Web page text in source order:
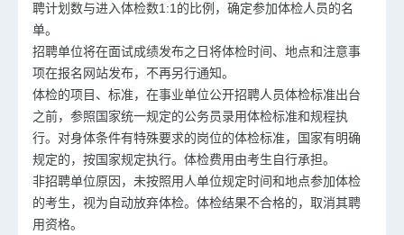
聘计划数与进入体检数1:1的比例，确定参加体检人员的名
单。
招聘单位将在面试成绩发布之日将体检时间、地点和注意事
项在报名网站发布，不再另行通知。
体检的项目、标准，在事业单位公开招聘人员体检标准出台
之前，参照国家统一规定的公务员录用体检标准和规程执
行。对身体条件有特殊要求的岗位的体检标准，国家有明确
规定的，按国家规定执行。体检费用由考生自行承担。
非招聘单位原因，未按照用人单位规定时间和地点参加体检
的考生，视为自动放弃体检。体检结果不合格的，取消其聘
用资格。